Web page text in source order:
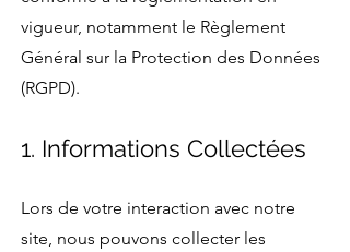
vigueur, notamment le Règlement
Général sur la Protection des Données
(RGPD).
1. Informations Collectées
Lors de votre interaction avec notre
site, nous pouvons collecter les